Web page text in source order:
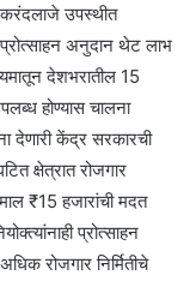
करंदलाजे उपस्थीत
अनुदान थेट लाभ
देशभरातील 15
होण्यास चालना
देणारी केंद्र सरकारची
क्षेत्रात रोजगार
₹15 हजारांची मदत
प्रोत्साहन
रोजगार निर्मितीचे